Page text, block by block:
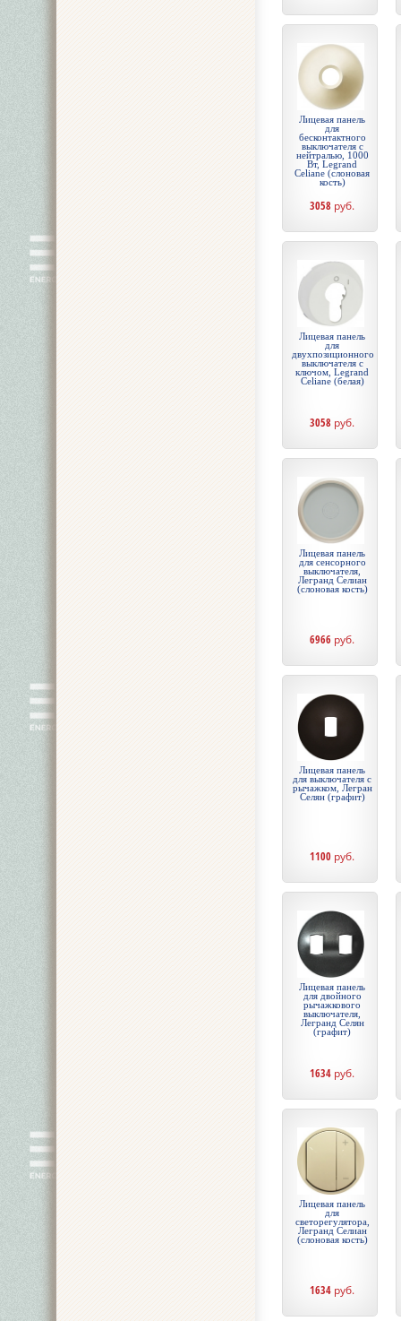
Лицевая панель
для
бесконтактного
выключателя с
нейтралью, 1000
Вт, Legrand
Celiane (слоновая
кость)
3058 руб.
Лицевая панель
для
двухпозиционного
выключателя с
ключом, Legrand
Celiane (белая)
3058 руб.
Лицевая панель
для сенсорного
выключателя,
Легранд Селиан
(слоновая кость)
6966 руб.
Лицевая панель
для выключателя с
рычажком, Легран
Селян (графит)
1100 руб.
Лицевая панель
для двойного
рычажкового
выключателя,
Легранд Селян
(графит)
1634 руб.
Лицевая панель
для
светорегулятора,
Легранд Селиан
(слоновая кость)
1634 руб.